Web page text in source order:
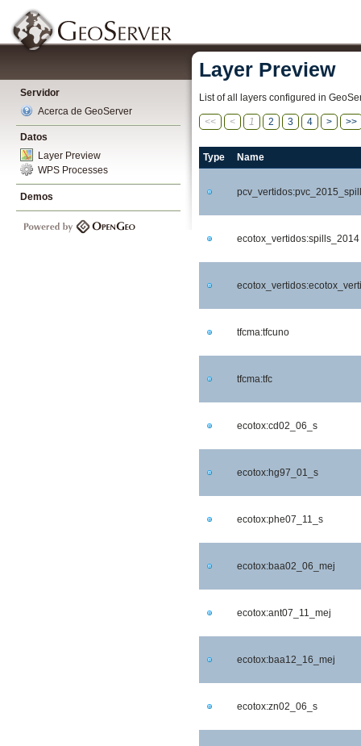
Servidor
Acerca de GeoServer
Datos
Layer Preview
WPS Processes
Demos
Layer Preview
List of all layers configured in
<< < 1 2 3 4 > >>
Type Name
ecotox_vertidos:spills_2014
tfcma:tfcuno
tfcma:tfc
ecotox:cd02_06_s
ecotox:hg97_01_s
ecotox:phe07_11_s
ecotox:baa02_06_mej
ecotox:ant07_11_mej
ecotox:baa12_16_mej
ecotox:zn02_06_s